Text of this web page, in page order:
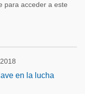
para acceder a este
en la lucha